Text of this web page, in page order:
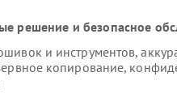
решение и безопасное
и инструментов,
копирование,